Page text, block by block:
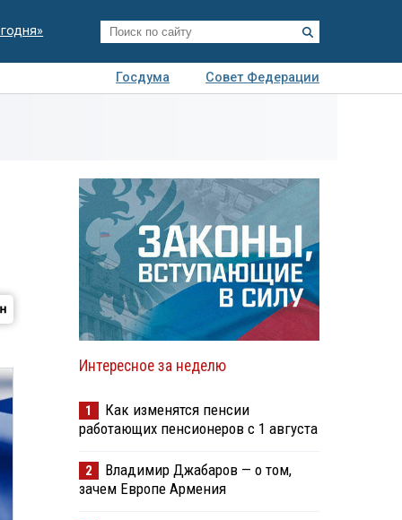
Госдума
Совет Федерации
Интересное за неделю
1
Как изменятся пенсии
работающих пенсионеров с 1 августа
2
Владимир Джабаров — о том,
зачем Европе Армения